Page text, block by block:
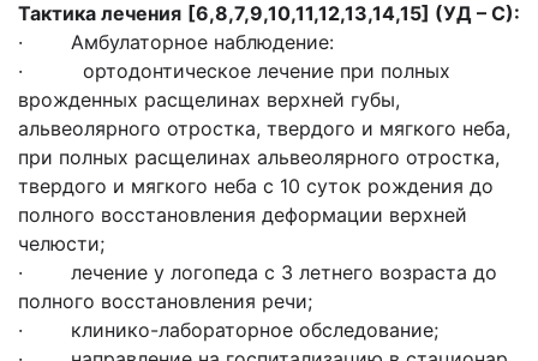
Тактика лечения [6,8,7,9,10,11,12,13,14,15] (УД – С):
· Амбулаторное наблюдение:
· ортодонтическое лечение при полных
врожденных расщелинах верхней губы,
альвеолярного отростка, твердого и мягкого неба,
при полных расщелинах альвеолярного отростка,
твердого и мягкого неба с 10 суток рождения до
полного восстановления деформации верхней
челюсти;
· лечение у логопеда с 3 летнего возраста до
полного восстановления речи;
· клинико-лабораторное обследование;